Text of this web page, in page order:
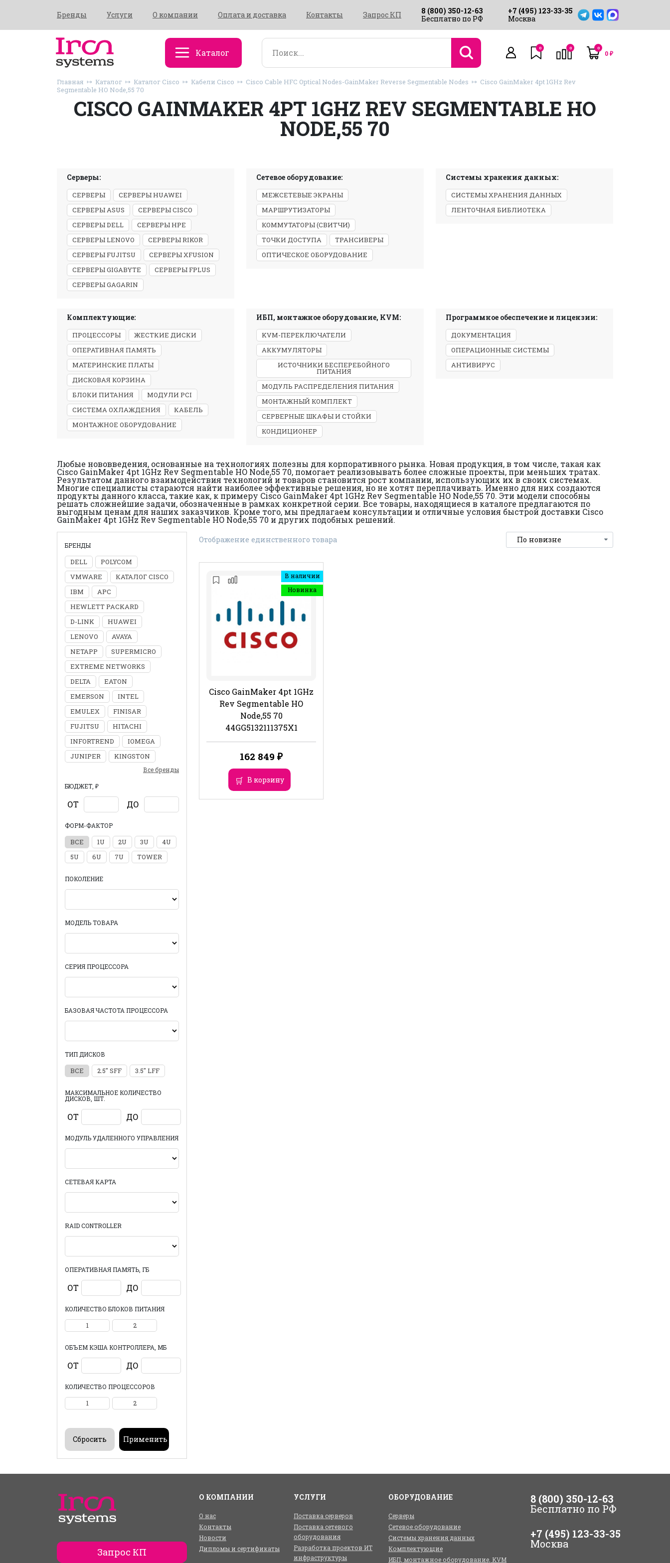
Бренды Услуги О компании Оплата и доставка Контакты Запрос КП
8 (800) 350-12-63
Бесплатно по РФ
+7 (495) 123-33-35
Москва
Каталог 0 0 0
0₽
Главная Каталог Каталог Cisco Кабели Cisco Cisco Cable HFC Optical Nodes-GainMaker Reverse Segmentable Nodes
Cisco GainMaker 4pt 1GHz Rev
Segmentable HO Node,55 70
CISCO GAINMAKER 4PT 1GHZ REV SEGMENTABLE HO
NODE,55 70
Серверы:
СЕРВЕРЫ
СЕРВЕРЫ HUAWEI
СЕРВЕРЫ ASUS
СЕРВЕРЫ CISCO
СЕРВЕРЫ DELL
СЕРВЕРЫ HPE
СЕРВЕРЫ LENOVO
СЕРВЕРЫ RIKOR
СЕРВЕРЫ FUJITSU
СЕРВЕРЫ XFUSION
СЕРВЕРЫ GIGABYTE
СЕРВЕРЫ FPLUS
СЕРВЕРЫ GAGARIN
Сетевое оборудование:
МЕЖСЕТЕВЫЕ ЭКРАНЫ
МАРШРУТИЗАТОРЫ
КОММУТАТОРЫ (СВИТЧИ)
ТОЧКИ ДОСТУПА
ТРАНСИВЕРЫ
ОПТИЧЕСКОЕ ОБОРУДОВАНИЕ
Системы хранения данных:
СИСТЕМЫ ХРАНЕНИЯ ДАННЫХ
ЛЕНТОЧНАЯ БИБЛИОТЕКА
Комплектующие:
ПРОЦЕССОРЫ
ЖЕСТКИЕ ДИСКИ
ОПЕРАТИВНАЯ ПАМЯТЬ
МАТЕРИНСКИЕ ПЛАТЫ
ДИСКОВАЯ КОРЗИНА
БЛОКИ ПИТАНИЯ
МОДУЛИ PCI
СИСТЕМА ОХЛАЖДЕНИЯ
КАБЕЛЬ
МОНТАЖНОЕ ОБОРУДОВАНИЕ
ИБП, монтажное оборудование, KVM:
KVM-ПЕРЕКЛЮЧАТЕЛИ
АККУМУЛЯТОРЫ
ИСТОЧНИКИ БЕСПЕРЕБОЙНОГО
ПИТАНИЯ
МОДУЛЬ РАСПРЕДЕЛЕНИЯ ПИТАНИЯ
МОНТАЖНЫЙ КОМПЛЕКТ
СЕРВЕРНЫЕ ШКАФЫ И СТОЙКИ
КОНДИЦИОНЕР
Программное обеспечение и лицензии:
ДОКУМЕНТАЦИЯ
ОПЕРАЦИОННЫЕ СИСТЕМЫ
АНТИВИРУС
Любые нововведения, основанные на технологиях полезны для корпоративного рынка. Новая продукция, в том числе, такая как
Cisco GainMaker 4pt 1GHz Rev Segmentable HO Node,55 70, помогает реализовывать более сложные проекты, при меньших тратах.
Результатом данного взаимодействия технологий и товаров становится рост компании, использующих их в своих системах.
Многие специалисты стараются найти наиболее эффективные решения, но не хотят переплачивать. Именно для них создаются
продукты данного класса, такие как, к примеру Cisco GainMaker 4pt 1GHz Rev Segmentable HO Node,55 70. Эти модели способны
решать сложнейшие задачи, обозначенные в рамках конкретной серии. Все товары, находящиеся в каталоге предлагаются по
выгодным ценам для наших заказчиков. Кроме того, мы предлагаем консультации и отличные условия быстрой доставки Cisco
GainMaker 4pt 1GHz Rev Segmentable HO Node,55 70 и других подобных решений.
БРЕНДЫ
DELL
POLYCOM
VMWARE
КАТАЛОГ CISCO
IBM
APC
HEWLETT PACKARD
D-LINK
HUAWEI
LENOVO
AVAYA
NETAPP
SUPERMICRO
EXTREME NETWORKS
DELTA
EATON
EMERSON
INTEL
EMULEX
FINISAR
FUJITSU
HITACHI
INFORTREND
IOMEGA
JUNIPER
KINGSTON
Все бренды
БЮДЖЕТ, ₽
ОТ ДО
ФОРМ-ФАКТОР
ВСЕ 1U 2U 3U
4U
5U
6U 7U TOWER
ПОКОЛЕНИЕ
МОДЕЛЬ ТОВАРА
СЕРИЯ ПРОЦЕССОРА
БАЗОВАЯ ЧАСТОТА ПРОЦЕССОРА
ТИП ДИСКОВ
ВСЕ 2.5" SFF 3.5" LFF
МАКСИМАЛЬНОЕ КОЛИЧЕСТВО
ДИСКОВ, ШТ.
ОТ ДО
МОДУЛЬ УДАЛЕННОГО УПРАВЛЕНИЯ
СЕТЕВАЯ КАРТА
RAID CONTROLLER
ОПЕРАТИВНАЯ ПАМЯТЬ, ГБ
ОТ ДО
КОЛИЧЕСТВО БЛОКОВ ПИТАНИЯ
1 2
ОБЪЕМ КЭША КОНТРОЛЛЕРА, МБ
ОТ ДО
КОЛИЧЕСТВО ПРОЦЕССОРОВ
1 2
Отображение единственного товара
В наличии
Новинка
Cisco GainMaker 4pt 1GHz
Rev Segmentable HO
Node,55 70
44GG5132111375X1
162 849₽
В корзину
Запрос КП
О КОМПАНИИ
О нас
Контакты
Новости
Дипломы и сертификаты
УСЛУГИ
Поставка серверов
Поставка сетевого
оборудования
Разработка проектов ИТ
инфраструктуры
ОБОРУДОВАНИЕ
Серверы
Сетевое оборудование
Системы хранения данных
Комплектующие
ИБП, монтажное оборудование, KVM
8 (800) 350-12-63
Бесплатно по РФ
+7 (495) 123-33-35
Москва